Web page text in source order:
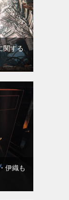
関する
伊織も